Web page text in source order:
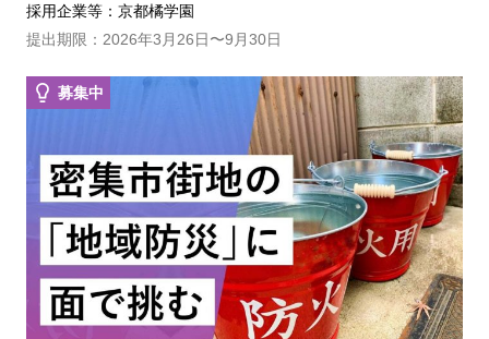
採用企業等：京都橘学園
提出期限：2026年3月26日〜9月30日
募集中